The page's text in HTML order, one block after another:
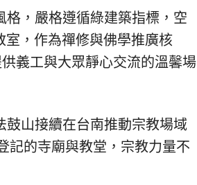
，嚴格遵循綠建築指標，空
室，作為禪修與佛學推廣核
義工與大眾靜心交流的溫馨場
鼓山接續在台南推動宗教場域
記的寺廟與教堂，宗教力量不